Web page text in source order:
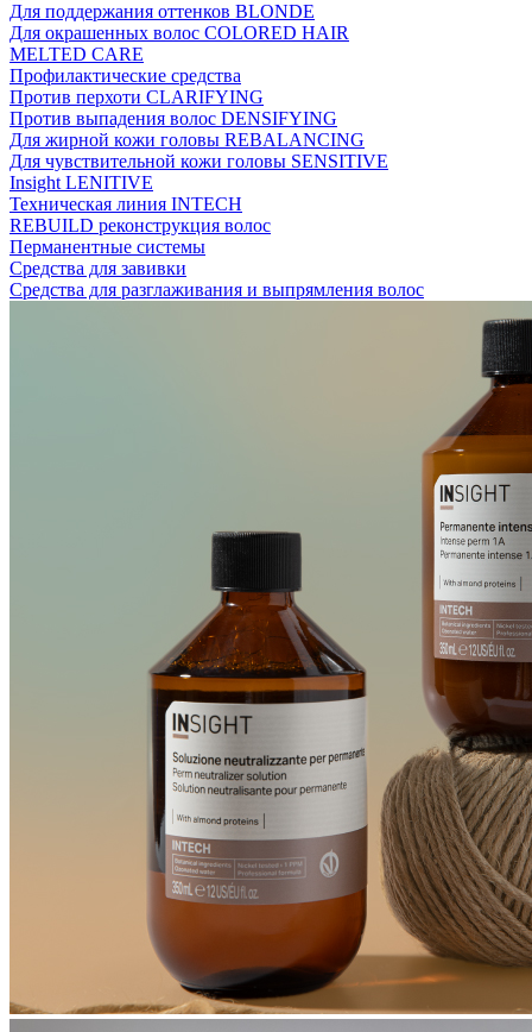
Для поддержания оттенков BLONDE
Для окрашенных волос COLORED HAIR
MELTED CARE
Профилактические средства
Против перхоти CLARIFYING
Против выпадения волос DENSIFYING
Для жирной кожи головы REBALANCING
Для чувствительной кожи головы SENSITIVE
Insight LENITIVE
Техническая линия INTECH
REBUILD реконструкция волос
Перманентные системы
Средства для завивки
Средства для разглаживания и выпрямления волос